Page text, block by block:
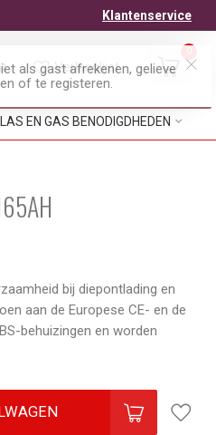
Klantenservice
Verlanglijst
LAS EN GAS BENODIGDHEDEN
bij diepontlading en
aan de Europese CE- en de
behuizingen en worden